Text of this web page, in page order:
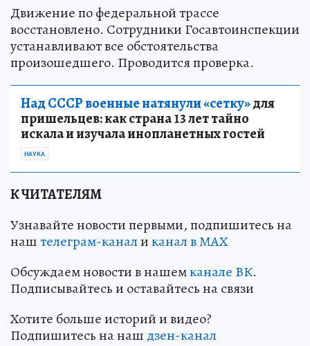
Движение по федеральной трассе
восстановлено. Сотрудники Госавтоинспекции
устанавливают все обстоятельства
произошедшего. Проводится проверка.
Над СССР военные натянули «сетку»для
пришельцев: как страна 13 лет тайно
искала и изучала инопланетных гостей
НАУКА
К ЧИТАТЕЛЯМ
Узнавайте новости первыми, подпишитесь на
наштелеграм-каналиканал в МАХ
Обсуждаем новости в нашемканале ВК.
Подписывайтесь и оставайтесь на связи
Хотите больше историй и видео?
Подпишитесь на наш дзен-канал